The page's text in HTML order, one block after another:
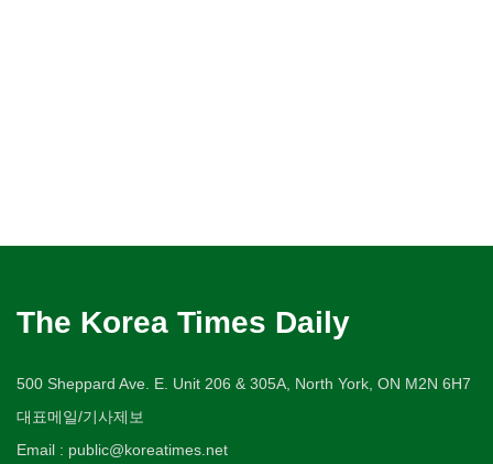
The Korea Times Daily
500 Sheppard Ave. E. Unit 206 & 305A, North York, ON M2N 6H7
대표메일/기사제보
Email : public@koreatimes.net